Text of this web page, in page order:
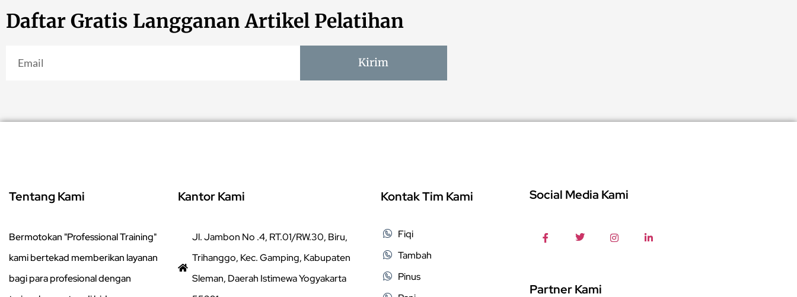
Daftar Gratis Langganan Artikel Pelatihan
Kirim
Tentang Kami
Bermotokan "Professional Training"
kami bertekad memberikan layanan
bagi para profesional dengan
Kantor Kami
Jl. Jambon No .4, RT.01/RW.30, Biru,
Trihanggo, Kec. Gamping, Kabupaten
Sleman, Daerah Istimewa Yogyakarta
Kontak Tim Kami
Fiqi
Tambah
Pinus
Social Media Kami
Partner Kami